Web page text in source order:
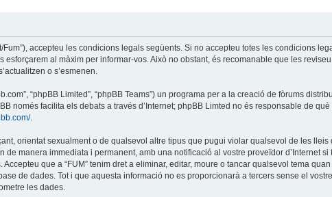
Fum”), accepteu les condicions legals següents. Si no accepteu totes les condicions
al màxim per informar-vos. Això no obstant, és recomanable que les
o s’esmenen.
“phpBB Limited”, “phpBB Teams”) un programa per a la creació de fòrums
només facilita els debats a través d’Internet; phpBB Limted no és responsable de
.
orientat sexualment o de qualsevol altre tipus que pugui violar qualsevol de les lleis
manera immediata i permanent, amb una notificació al vostre proveïdor d’Internet si
que a “FUM” tenim dret a eliminar, editar, moure o tancar qualsevol tema
de dades. Tot i que aquesta informació no es proporcionarà a tercers sense el
les dades.